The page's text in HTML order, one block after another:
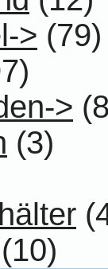
> (79)
>
(3)
(10)